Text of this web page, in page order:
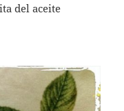
del aceite